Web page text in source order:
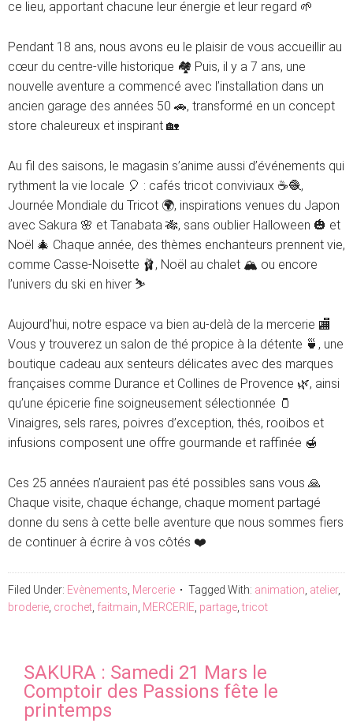
ce lieu, apportant chacune leur énergie et leur regard 🌱
Pendant 18 ans, nous avons eu le plaisir de vous accueillir au
cœur du centre-ville historique 🏘️ Puis, il y a 7 ans, une
nouvelle aventure a commencé avec l’installation dans un
ancien garage des années 50 🚗, transformé en un concept
store chaleureux et inspirant 🏡
Au fil des saisons, le magasin s’anime aussi d’événements qui
rythment la vie locale 🎈 : cafés tricot conviviaux ☕🧶,
Journée Mondiale du Tricot 🌍, inspirations venues du Japon
avec Sakura 🌸 et Tanabata 🎋, sans oublier Halloween 🎃 et
Noël 🎄 Chaque année, des thèmes enchanteurs prennent vie,
comme Casse-Noisette 🩰, Noël au chalet 🏔️ ou encore
l’univers du ski en hiver ⛷️
Aujourd’hui, notre espace va bien au-delà de la mercerie 🏬
Vous y trouverez un salon de thé propice à la détente 🍵, une
boutique cadeau aux senteurs délicates avec des marques
françaises comme Durance et Collines de Provence 🌿, ainsi
qu’une épicerie fine soigneusement sélectionnée 🫙
Vinaigres, sels rares, poivres d’exception, thés, rooibos et
infusions composent une offre gourmande et raffinée 🍯
Ces 25 années n’auraient pas été possibles sans vous 🙏
Chaque visite, chaque échange, chaque moment partagé
donne du sens à cette belle aventure que nous sommes fiers
de continuer à écrire à vos côtés ❤️
Filed Under: Evènements Mercerie Tagged With: animation atelier,
broderie crochet faitmain MERCERIE partage ,tricot
SAKURA : Samedi 21 Mars le
Comptoir des Passions fête le
printemps